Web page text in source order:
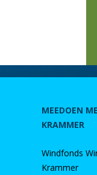
MEEDOEN
KRAMMER
Windfonds
Krammer